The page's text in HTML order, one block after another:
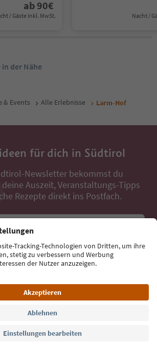
ab 90€
/ Gäste Inkl. MwSt. Nacht /
der Nähe
& Events Alle Erlebnisse Larm-Hof
für dich in Südtirol
Newsletter bekommst du
Auszeit, Veranstaltungs-Tipps
Rezepte direkt ins Postfach.
Jetzt anmelden